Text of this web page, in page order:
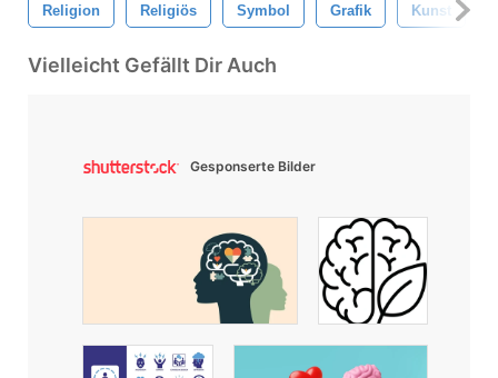
Religion Religiös Symbol Grafik Kunst
Vielleicht Gefällt Dir Auch
Gesponserte Bilder